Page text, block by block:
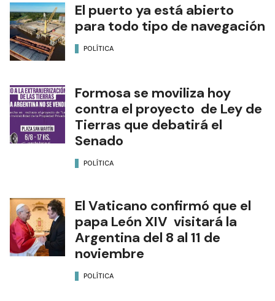
El puerto ya está abierto
para todo tipo de navegación
POLÍTICA
Formosa se moviliza hoy
contra el proyecto de Ley de
Tierras que debatirá el
Senado
POLÍTICA
El Vaticano confirmó que el
papa León XIV visitará la
Argentina del 8 al 11 de
noviembre
POLÍTICA